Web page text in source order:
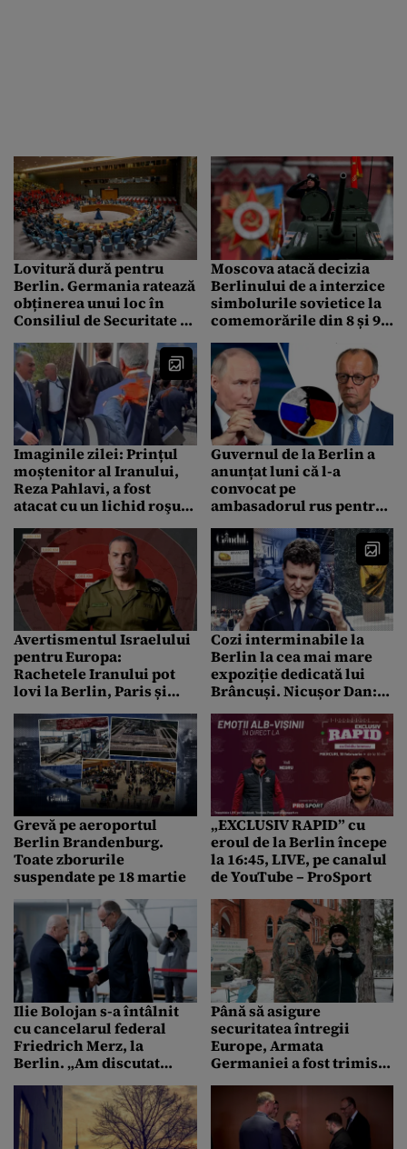
Lovitură dură pentru
Berlin. Germania ratează
obținerea unui loc în
Consiliul de Securitate al
a produs marea surpriză
Moscova atacă decizia
Berlinului de a interzice
simbolurile sovietice la
comemorările din 8 și 9
absurditate”
Imaginile zilei: Prințul
moștenitor al Iranului,
Reza Pahlavi, a fost
atacat cu un lichid roşu,
Berlin
Guvernul de la Berlin a
anunțat luni că l-a
convocat pe
ambasadorul rus pentru
directe din partea Rusiei
împotriva Germaniei”
Avertismentul Israelului
pentru Europa:
Rachetele Iranului pot
lovi la Berlin, Paris și
„Războiul cu Iranul va
continua și de Paște”
Cozi interminabile la
Berlin la cea mai mare
expoziție dedicată lui
Brâncuși. Nicușor Dan:
autentice ne apropie și
Grevă pe aeroportul
Berlin Brandenburg.
Toate zborurile
suspendate pe 18 martie
„EXCLUSIV RAPID” cu
eroul de la Berlin începe
la 16:45, LIVE, pe canalul
de YouTube – ProSport
Ilie Bolojan s-a întâlnit
cu cancelarul federal
Friedrich Merz, la
Berlin. „Am discutat
dezvolta și mai mult
această colaborare”
Până să asigure
securitatea întregii
Europe, Armata
Germaniei a fost trimisă
supă în Berlinul rămas
pe întuneric